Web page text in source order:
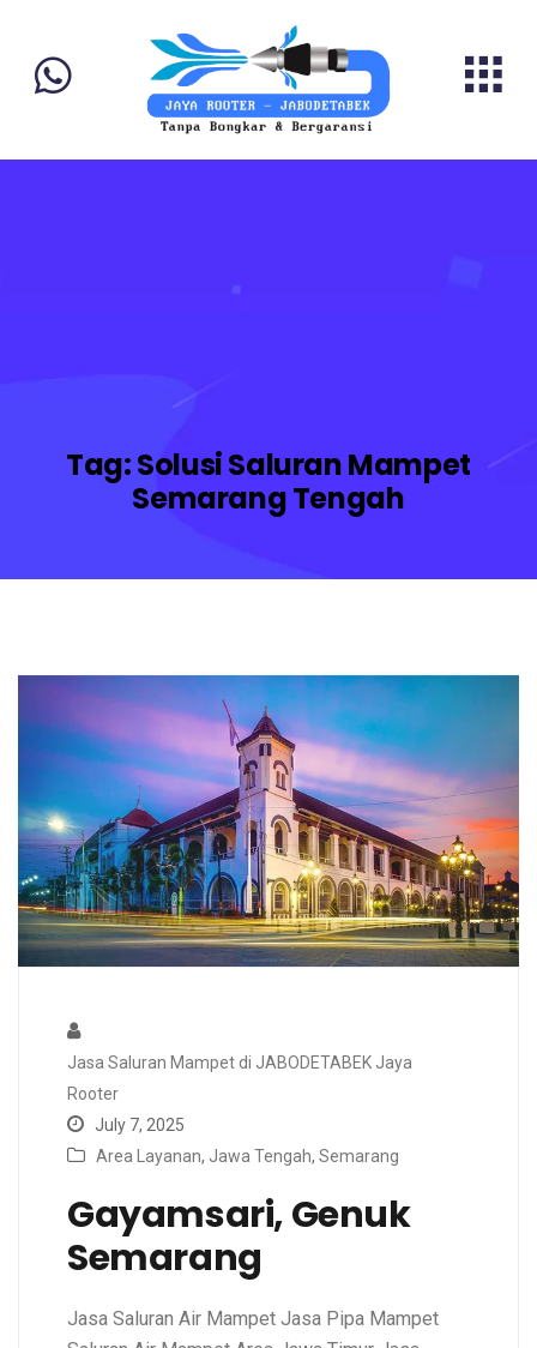
Tag:Solusi Saluran Mampet
Semarang Tengah
Jasa Saluran Mampet di JABODETABEK Jaya
Rooter
July 7, 2025
Area Layanan, Jawa Tengah, Semarang
Gayamsari, Genuk
Semarang
Jasa Saluran Air Mampet Jasa Pipa Mampet